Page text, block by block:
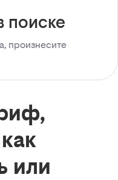
поиске
произнесите
или